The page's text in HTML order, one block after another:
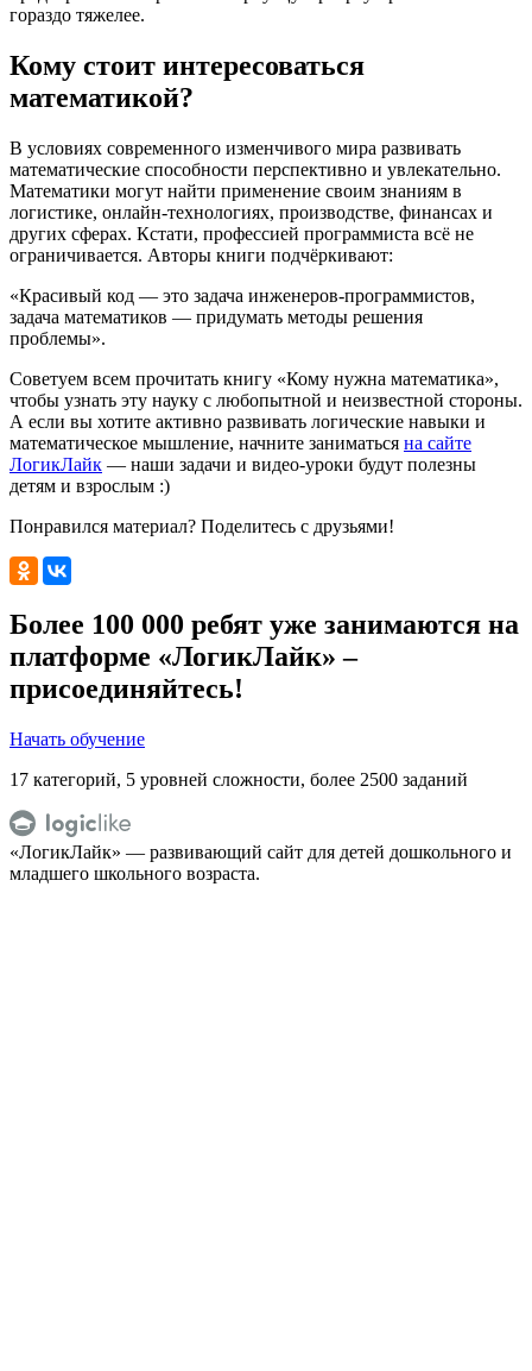
гораздо тяжелее.
Кому стоит интересоваться
математикой?
В условиях современного изменчивого мира развивать
математические способности перспективно и увлекательно.
Математики могут найти применение своим знаниям в
логистике, онлайн-технологиях, производстве, финансах и
других сферах. Кстати, профессией программиста всё не
ограничивается. Авторы книги подчёркивают:
«Красивый код — это задача инженеров-программистов,
задача математиков — придумать методы решения
проблемы».
Советуем всем прочитать книгу «Кому нужна математика»,
чтобы узнать эту науку с любопытной и неизвестной стороны.
А если вы хотите активно развивать логические навыки и
математическое мышление, начните заниматься на сайте
ЛогикЛайк — наши задачи и видео-уроки будут полезны
детям и взрослым :)
Понравился материал? Поделитесь с друзьями!
Более 100 000 ребят уже занимаются на
платформе «ЛогикЛайк» –
присоединяйтесь!
Начать обучение
17 категорий, 5 уровней сложности, более 2500 заданий
«ЛогикЛайк» — развивающий сайт для детей дошкольного и
младшего школьного возраста.